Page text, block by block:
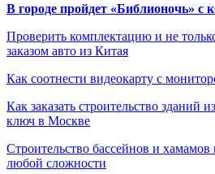
В городе пройдет «Библионочь» с
Проверить комплектацию и не
заказом авто из Китая
Как соотнести видеокарту с
Как заказать строительство зданий
ключ в Москве
Строительство бассейнов и
любой сложности